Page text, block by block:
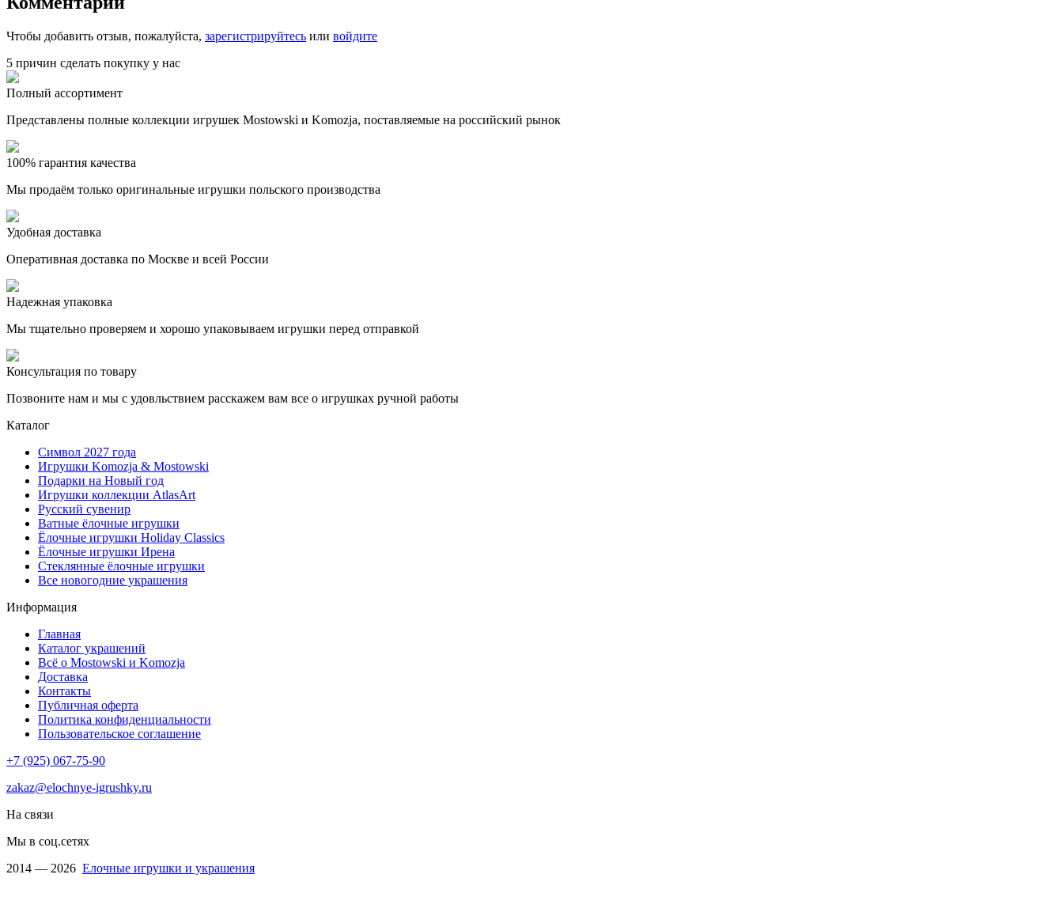
Чтобы добавить отзыв, пожалуйста, зарегистрируйтесь или войдите
5 причин сделать покупку у нас
Полный ассортимент
Представлены полные коллекции игрушек Mostowski и Komozja, поставляемые на российский рынок
100% гарантия качества
Мы продаём только оригинальные игрушки польского производства
Удобная доставка
Оперативная доставка по Москве и всей России
Надежная упаковка
Мы тщательно проверяем и хорошо упаковываем игрушки перед отправкой
Консультация по товару
Позвоните нам и мы с удовльствием расскажем вам все о игрушках ручной работы
Каталог
Символ 2027 года
Игрушки Komozja & Mostowski
Подарки на Новый год
Игрушки коллекции AtlasArt
Русский сувенир
Ватные ёлочные игрушки
Ёлочные игрушки Holiday Classics
Ëлочные игрушки Ирена
Стеклянные ёлочные игрушки
Все новогодние украшения
Информация
Главная
Каталог украшений
Всё о Mostowski и Komozja
Доставка
Контакты
Публичная оферта
Политика конфиденциальности
Пользовательское соглашение
+7 (925) 067-75-90
zakaz@elochnye-igrushky.ru
На связи
Мы в соц.сетях
2014 — 2026 Елочные игрушки и украшения